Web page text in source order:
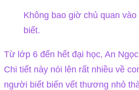
Không bao giờ chủ quan
biết.
Từ lớp 6 đến hết đại học, An
Chi tiết này nói lên rất nhiều về
người biết biến vết thương nhỏ